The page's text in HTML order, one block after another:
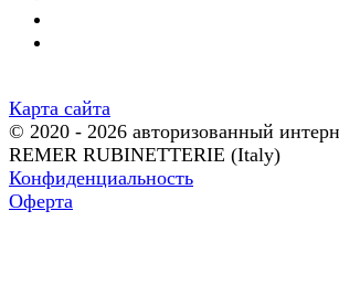
Карта сайта
© 2020 - 2026 авторизованный
REMER RUBINETTERIE (Italy)
Конфиденциальность
Оферта